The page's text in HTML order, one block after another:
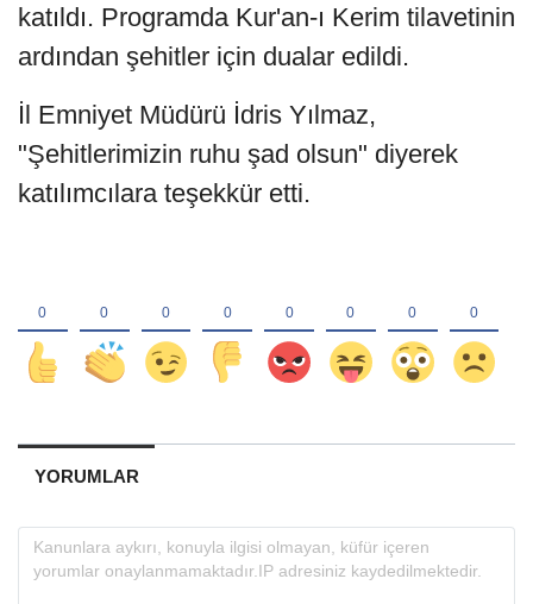
katıldı. Programda Kur'an-ı Kerim tilavetinin
ardından şehitler için dualar edildi.
İl Emniyet Müdürü İdris Yılmaz,
"Şehitlerimizin ruhu şad olsun" diyerek
katılımcılara teşekkür etti.
YORUMLAR